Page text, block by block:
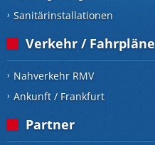
Sanitärinstallationen
Verkehr / Fahrpläne
Nahverkehr RMV
Ankunft / Frankfurt
Partner